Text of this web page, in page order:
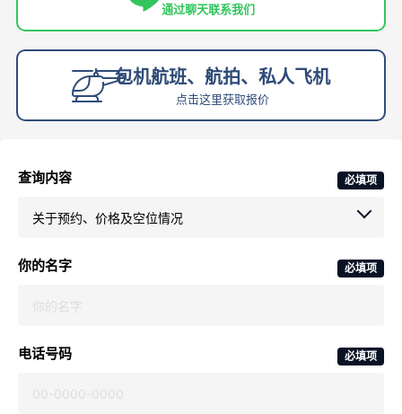
通过聊天联系我们
包机航班、航拍、私人飞机
点击这里获取报价
查询内容 必填项
你的名字 必填项
电话号码 必填项